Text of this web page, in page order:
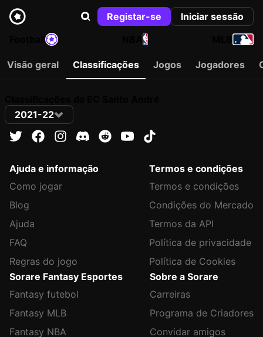
Registar-se
Iniciar sessão
NBA
Visão geral Classificações Jogos Jogadores
2021-22
Ajuda e informação
Como jogar
Blog
Ajuda
FAQ
Regras do jogo
Termos e condições
Termos e condições
Condições do Mercado
Termos da API
Política de privacidade
Política de Cookies
Sorare Fantasy Esportes
Fantasy futebol
Fantasy MLB
Fantasy NBA
Sobre a Sorare
Carreiras
Programa de Criadores
Convidar amigos